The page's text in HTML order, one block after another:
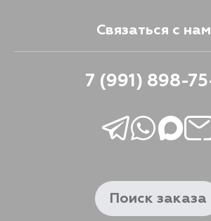
Связаться с
7 (991) 898-
Поиск заказа